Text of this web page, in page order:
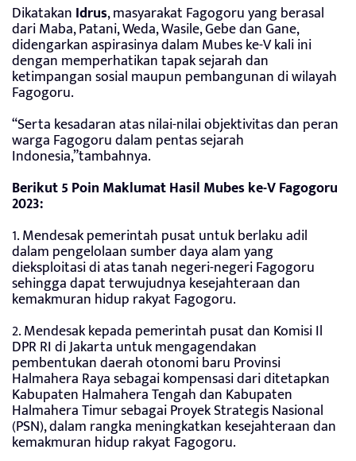
Dikatakan Idrus, masyarakat Fagogoru yang berasal
dari Maba, Patani, Weda, Wasile, Gebe dan Gane,
didengarkan aspirasinya dalam Mubes ke-V kali ini
dengan memperhatikan tapak sejarah dan
ketimpangan sosial maupun pembangunan di wilayah
Fagogoru.
“Serta kesadaran atas nilai-nilai objektivitas dan peran
warga Fagogoru dalam pentas sejarah
Indonesia,”tambahnya.
Berikut 5 Poin Maklumat Hasil Mubes ke-V Fagogoru
2023:
1. Mendesak pemerintah pusat untuk berlaku adil
dalam pengelolaan sumber daya alam yang
dieksploitasi di atas tanah negeri-negeri Fagogoru
sehingga dapat terwujudnya kesejahteraan dan
kemakmuran hidup rakyat Fagogoru.
2. Mendesak kepada pemerintah pusat dan Komisi Il
DPR RI di Jakarta untuk mengagendakan
pembentukan daerah otonomi baru Provinsi
Halmahera Raya sebagai kompensasi dari ditetapkan
Kabupaten Halmahera Tengah dan Kabupaten
Halmahera Timur sebagai Proyek Strategis Nasional
(PSN), dalam rangka meningkatkan kesejahteraan dan
kemakmuran hidup rakyat Fagogoru.